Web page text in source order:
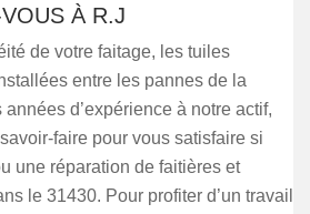
À R.J
de votre faitage, les tuiles
entre les pannes de la
d’expérience à notre actif,
faire pour vous satisfaire si
une réparation de faitières et
le 31430. Pour profiter d’un travail